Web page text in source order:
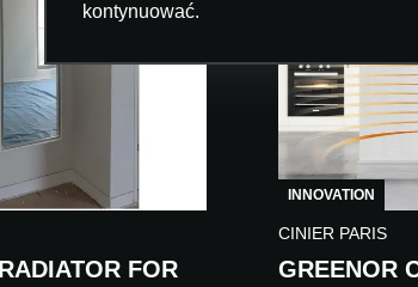
kontynuować.
FOR
INNOVATION
CINIER PARIS
GREENOR